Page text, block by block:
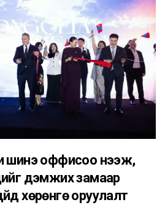
шинэ оффисоо нээж,
дэмжих замаар
хөрөнгө оруулалт